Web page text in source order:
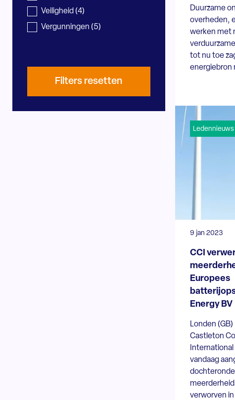
Veiligheid (4)
Vergunningen (5)
Filters resetten
Duurzame
overheden,
werken met
tot nu toe
energiebron
Ledennieuws
9 jan 2023
CCI
Europees
Energy BV
Londen
Castleton
vandaag
verworven in